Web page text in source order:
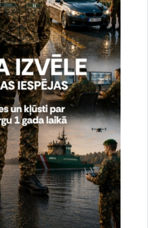
bija noderīga?
atsauksmi
kas uzzina!